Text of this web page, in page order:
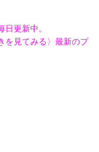
更新中。
を見てみる〉最新のプ